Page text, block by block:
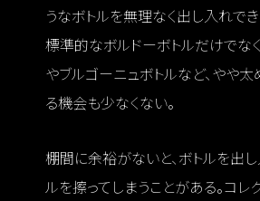
うなボトルを無理なく出し入れで
標準的なボルドーボトルだけでなく
やブルゴーニュボトルなど、やや
る機会も少なくない。
棚間に余裕がないと、ボトルを出
ルを擦ってしまうことがある。コレ